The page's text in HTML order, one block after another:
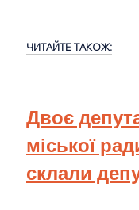
ЧИТАЙТЕ ТАКОЖ:
Двоє
міської
склали